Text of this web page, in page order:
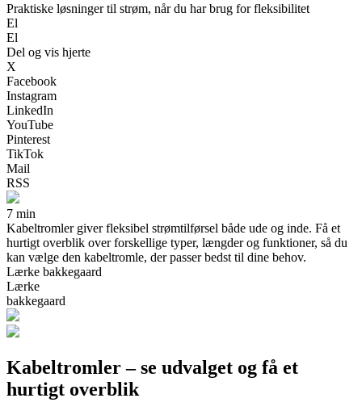
Praktiske løsninger til strøm, når du har brug for fleksibilitet
El
El
Del og vis hjerte
X
Facebook
Instagram
LinkedIn
YouTube
Pinterest
TikTok
Mail
RSS
7 min
Kabeltromler giver fleksibel strømtilførsel både ude og inde. Få et
hurtigt overblik over forskellige typer, længder og funktioner, så du
kan vælge den kabeltromle, der passer bedst til dine behov.
Lærke bakkegaard
Lærke
bakkegaard
Kabeltromler – se udvalget og få et
hurtigt overblik